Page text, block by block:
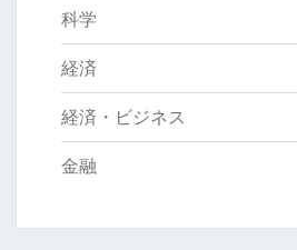
科学
経済
経済・ビジネス
金融